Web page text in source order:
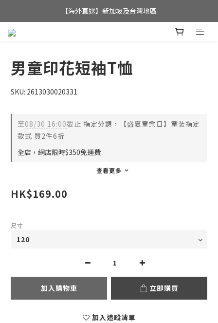
全店滿$350，即可享港澳地區免運費;
【海外直送】新加坡及台灣地區
男童印花短袖T恤
SKU: 2613030020331
至08/30 16:00截止 指定分類，【盛夏童樂日】童裝指定
款式 買2件6折
全店，網店限時$350免運費
查看更多
HK$169.00
尺寸
加入購物車 立即購買
加入追蹤清單